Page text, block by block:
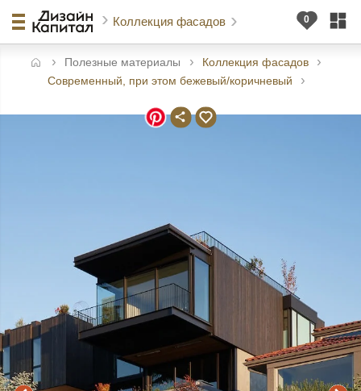
Коллекция фасадов
Полезные материалы
Коллекция фасадов
Современный, при этом бежевый/коричневый